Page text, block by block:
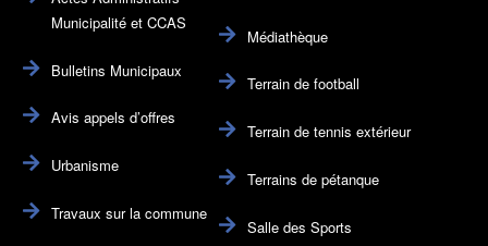
Municipalité et CCAS
Bulletins Municipaux
Avis appels d’offres
Urbanisme
Travaux sur la commune
Médiathèque
Terrain de football
Terrain de tennis extérieur
Terrains de pétanque
Salle des Sports